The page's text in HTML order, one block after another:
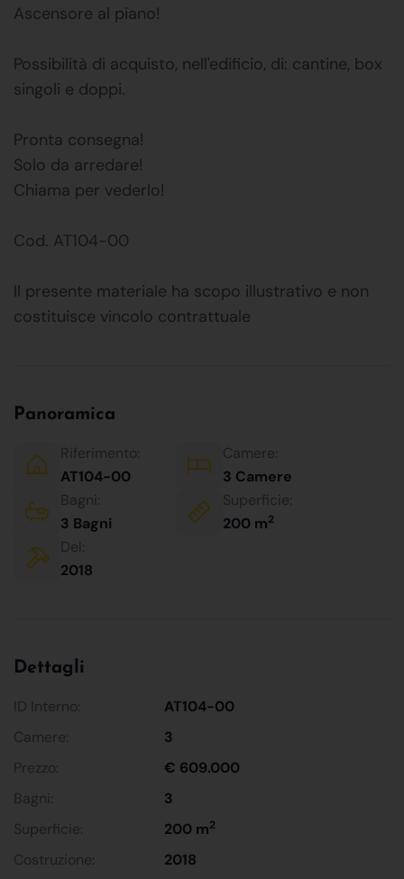
Ascensore al piano!
Possibilità di acquisto, nell'edificio, di: cantine, box
singoli e doppi.
Pronta consegna!
Solo da arredare!
Chiama per vederlo!
Cod. AT104-00
Il presente materiale ha scopo illustrativo e non
costituisce vincolo contrattuale
Panoramica
Riferimento:
AT104-00
Camere:
3 Camere
Bagni:
3 Bagni
Superficie:
200 m2
Del:
2018
Dettagli
ID Interno:
AT104-00
Camere:
3
Prezzo:
€ 609.000
Bagni:
3
Superficie:
200 m2
Costruzione: 2018